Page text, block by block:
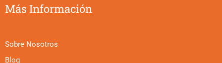
Más Información
Sobre Nosotros
Blog